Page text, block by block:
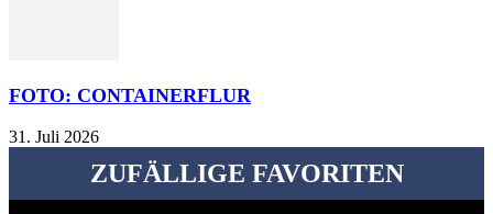
FOTO: CONTAINERFLUR
31. Juli 2026
ZUFÄLLIGE FAVORITEN